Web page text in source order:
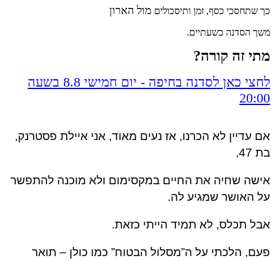
כך שתחסכי כסף, זמן ותיסכולים מול הארון
משך הסדנה כשעתיים.
מתי זה קורה?
לחצי כאן לסדנה בחיפה - יום חמישי 8.8 בשעה
20:00
אם עדיין לא הכרנו, אז נעים מאוד, אני איילת פסטרנק,
בת 47,
אישה שחיה את החיים במקסימום ולא מוכנה להתפשר
על האושר שמגיע לה.
אבל תכלס, לא תמיד הייתי כזאת.
פעם, הלכתי על ה”מסלול הבטוח” כמו כולן – תואר